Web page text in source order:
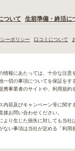
ついて 生前準備・終活に
ーポリシー 口コミについて
情報にあたっては、十分な注意
一切の事項についてを保証をす
携事業者のサイトや、利用規約
内容及びキャンペーン等に関す
接お問い合わせください。
より生じた損失に対しても当社
ない事項は当社が定める「利用